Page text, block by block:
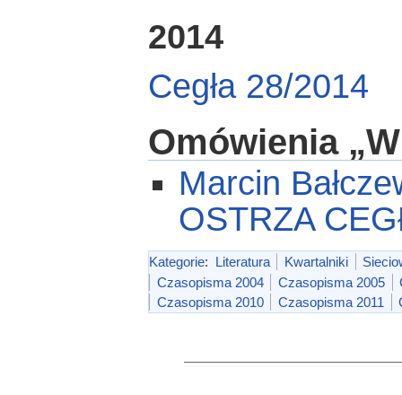
2014
Cegła 28/2014
Omówienia
Marcin
OSTRZA
Kategorie: Literatura Kwartalniki
Czasopisma 2004
Czasopisma 2005
Czasopisma 2010
Czasopisma 2011